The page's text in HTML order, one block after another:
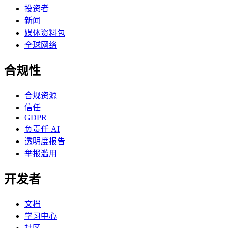
投资者
新闻
媒体资料包
全球网络
合规性
合规资源
信任
GDPR
负责任 AI
透明度报告
举报滥用
开发者
文档
学习中心